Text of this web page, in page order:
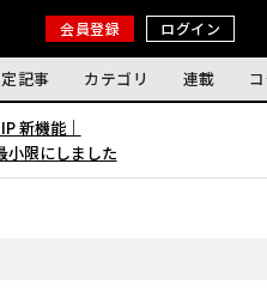
会員登録 ログイン
記事 カテゴリ 連載
新機能｜
小限にしました